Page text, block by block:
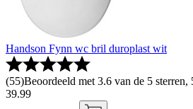
Handson Fynn wc bril duroplast wit
(55)Beoordeeld met 3.6 van de 5
39.99